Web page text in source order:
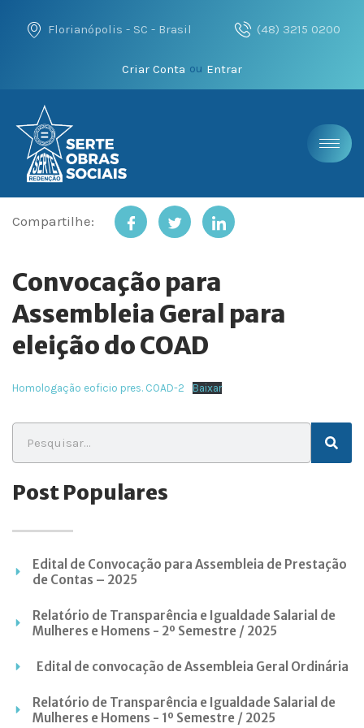
Florianópolis - SC - Brasil (48) 3215 0200
Criar Conta ou Entrar
Compartilhe:
Convocação para
Assembleia Geral para
eleição do COAD
Homologação eoficio pres. COAD-2 Baixar
Post Populares
Edital de Convocação para Assembleia de Prestação
de Contas – 2025
Relatório de Transparência e Igualdade Salarial de
Mulheres e Homens - 2º Semestre / 2025
Edital de convocação de Assembleia Geral Ordinária
Relatório de Transparência e Igualdade Salarial de
Mulheres e Homens - 1º Semestre / 2025